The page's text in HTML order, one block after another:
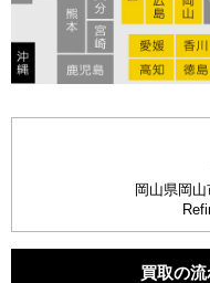
岡山県岡
買取の